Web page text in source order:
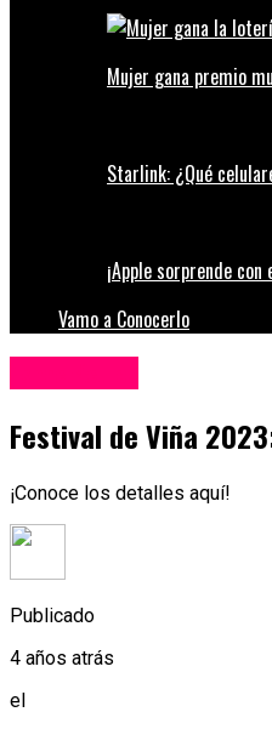
Mujer gana premio
Starlink: ¿Qué
¡Apple sorprende con
Vamo a Conocerlo
Festival de Viña
¡Conoce los detalles aquí!
Publicado
4 años atrás
el